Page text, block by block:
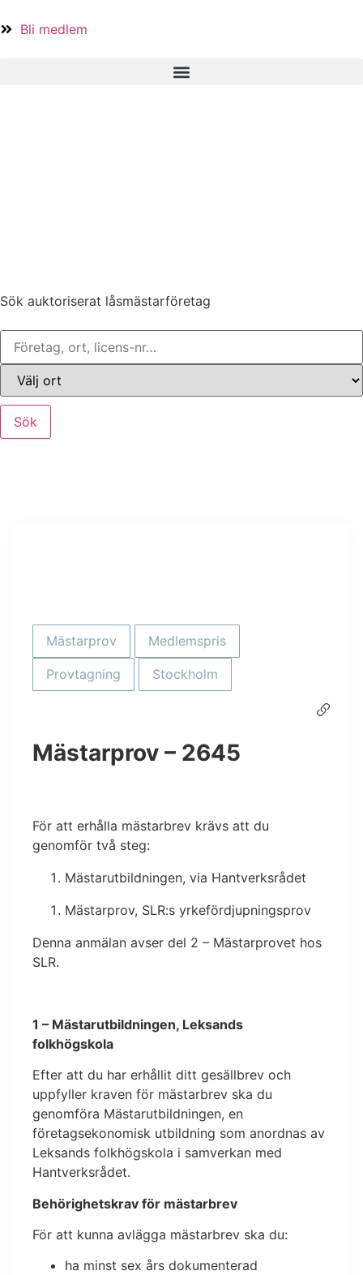
Bli medlem
Sök auktoriserat låsmästarföretag
Sök
Mästarprov Medlemspris
Provtagning Stockholm
Mästarprov – 2645
För att erhålla mästarbrev krävs att du
genomför två steg:
Mästarutbildningen, via Hantverksrådet
Mästarprov, SLR:s yrkefördjupningsprov
Denna anmälan avser del 2 – Mästarprovet hos
SLR.
1 – Mästarutbildningen, Leksands
folkhögskola
Efter att du har erhållit ditt gesällbrev och
uppfyller kraven för mästarbrev ska du
genomföra Mästarutbildningen, en
företagsekonomisk utbildning som anordnas av
Leksands folkhögskola i samverkan med
Hantverksrådet.
Behörighetskrav för mästarbrev
För att kunna avlägga mästarbrev ska du:
ha minst sex års dokumenterad